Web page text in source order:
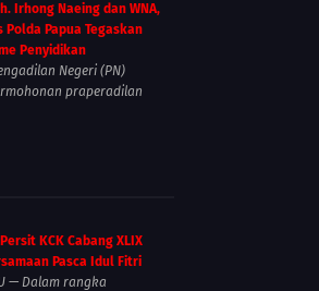
Irhong Naeing dan WNA,
Polda Papua Tegaskan
Penyidikan
Negeri (PN)
praperadilan
KCK Cabang XLIX
Pasca Idul Fitri
— Dalam rangka